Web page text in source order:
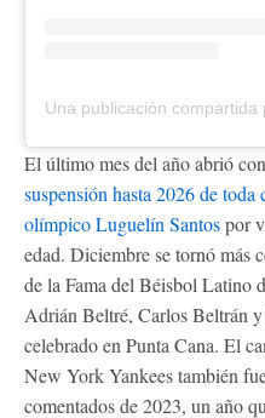
El último mes del año abrió
suspensión hasta 2026 de
olímpico Luguelín Santospor
edad. Diciembre se tornó más
de la Fama del Béisbol Latino
Adrián Beltré, Carlos Beltrán
celebrado en Punta Cana. El
New York Yankees también
comentados de 2023, un año